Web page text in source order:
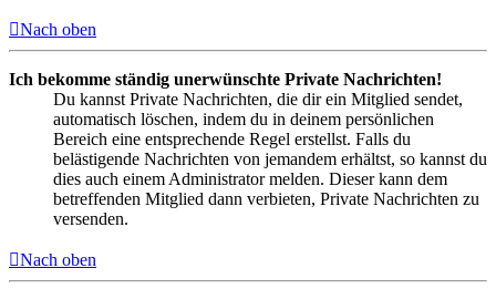
Nach oben
Ich bekomme ständig unerwünschte Private Nachrichten!
Du kannst Private Nachrichten, die dir ein Mitglied sendet,
automatisch löschen, indem du in deinem persönlichen
Bereich eine entsprechende Regel erstellst. Falls du
belästigende Nachrichten von jemandem erhältst, so kannst du
dies auch einem Administrator melden. Dieser kann dem
betreffenden Mitglied dann verbieten, Private Nachrichten zu
versenden.
Nach oben